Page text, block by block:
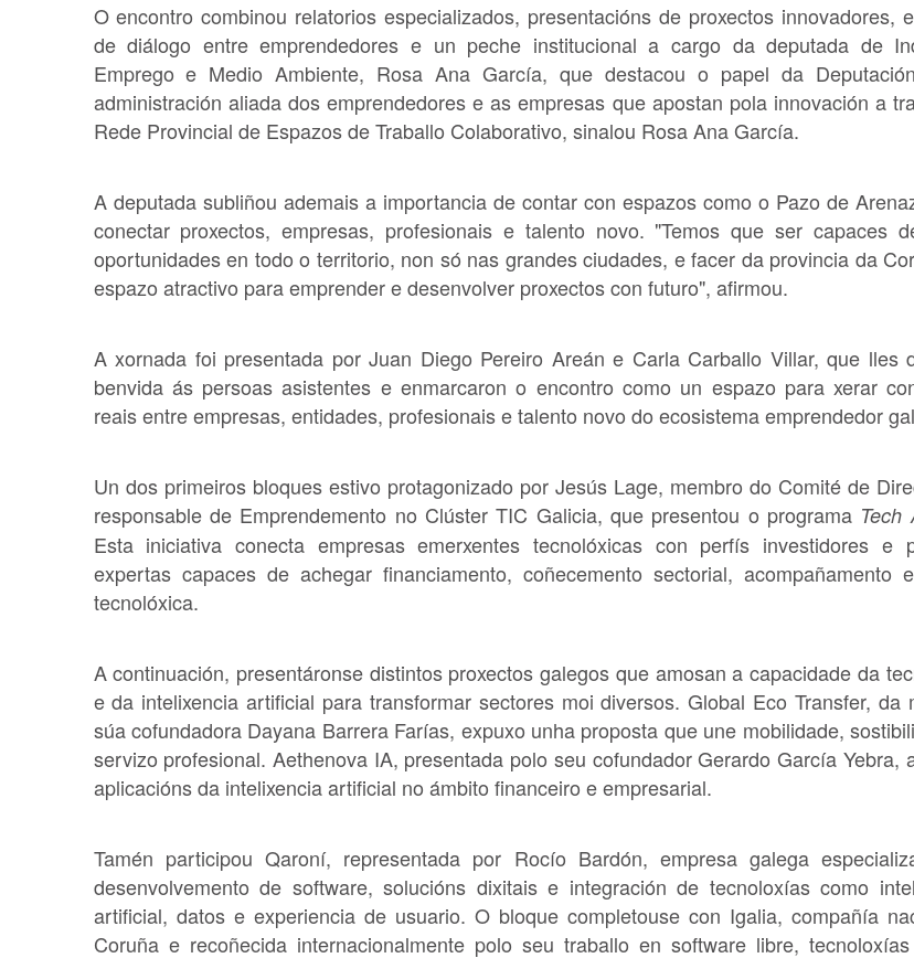
O encontro combinou relatorios especializados, presentacións de proxectos innovadores,
de diálogo entre emprendedores e un peche institucional a cargo da deputada de
Emprego e Medio Ambiente, Rosa Ana García, que destacou o papel da
administración aliada dos emprendedores e as empresas que apostan pola innovación a
Rede Provincial de Espazos de Traballo Colaborativo, sinalou Rosa Ana García.
A deputada subliñou ademais a importancia de contar con espazos como o Pazo de
conectar proxectos, empresas, profesionais e talento novo. "Temos que ser capaces
oportunidades en todo o territorio, non só nas grandes ciudades, e facer da provincia da
espazo atractivo para emprender e desenvolver proxectos con futuro", afirmou.
A xornada foi presentada por Juan Diego Pereiro Areán e Carla Carballo Villar, que lles
benvida ás persoas asistentes e enmarcaron o encontro como un espazo para xerar
reais entre empresas, entidades, profesionais e talento novo do ecosistema emprendedor
Un dos primeiros bloques estivo protagonizado por Jesús Lage, membro do Comité de
responsable de Emprendemento no Clúster TIC Galicia, que presentou o programa Tech
Esta iniciativa conecta empresas emerxentes tecnolóxicas con perfís investidores e
expertas capaces de achegar financiamento, coñecemento sectorial, acompañamento
tecnolóxica.
A continuación, presentáronse distintos proxectos galegos que amosan a capacidade da
e da intelixencia artificial para transformar sectores moi diversos. Global Eco Transfer, da
súa cofundadora Dayana Barrera Farías, expuxo unha proposta que une mobilidade,
servizo profesional. Aethenova IA, presentada polo seu cofundador Gerardo García Yebra,
aplicacións da intelixencia artificial no ámbito financeiro e empresarial.
Tamén participou Qaroní, representada por Rocío Bardón, empresa galega
desenvolvemento de software, solucións dixitais e integración de tecnoloxías como
artificial, datos e experiencia de usuario. O bloque completouse con Igalia, compañía
Coruña e recoñecida internacionalmente polo seu traballo en software libre,